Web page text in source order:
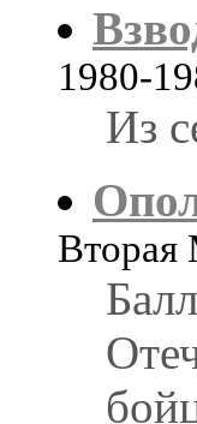
1980-
Из
Вторая